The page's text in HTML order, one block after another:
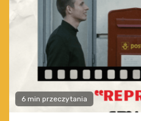
6 min przeczytania